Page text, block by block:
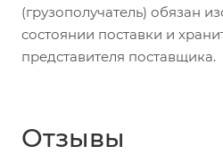
(грузополучатель) обязан
состоянии поставки и
представителя поставщика.
Отзывы